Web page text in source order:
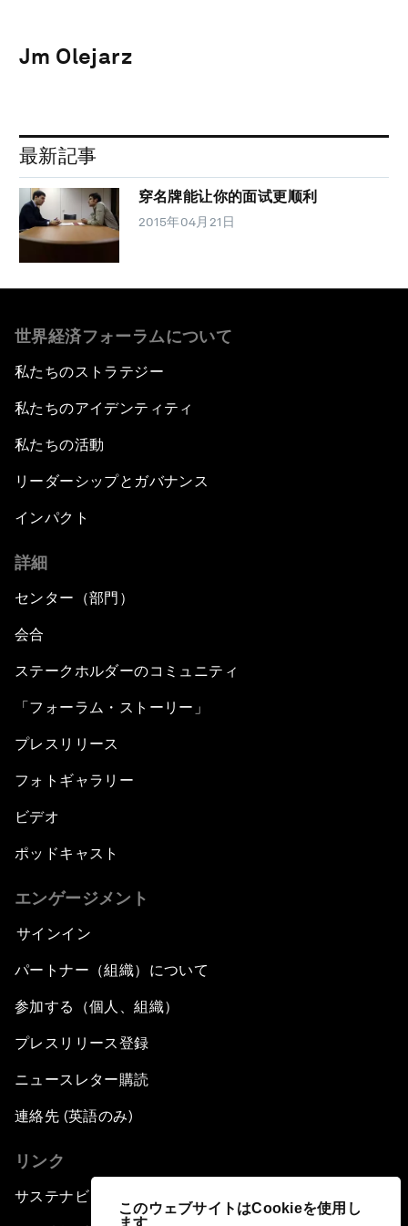
このウェブサイトはCookieを使用し
ます
Jm Olejarz
最新記事
穿名牌能让你的面试更顺利
2015年04月21日
世界経済フォーラムについて
私たちのストラテジー
私たちのアイデンティティ
私たちの活動
リーダーシップとガバナンス
インパクト
詳細
センター（部門）
会合
ステークホルダーのコミュニティ
「フォーラム・ストーリー」
プレスリリース
フォトギャラリー
ビデオ
ポッドキャスト
エンゲージメント
サインイン
パートナー（組織）について
参加する（個人、組織）
プレスリリース登録
ニュースレター購読
連絡先 (英語のみ)
リンク
サステナビリティへの取り組み